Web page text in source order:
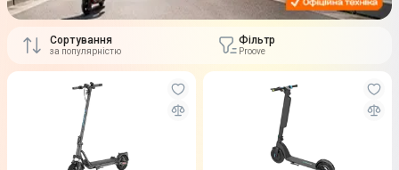
Сортування
за популярністю
Фільтр
Proove